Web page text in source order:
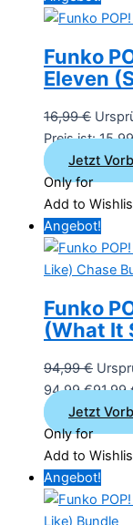
Funko
Eleven
16,99€
Preis ist:
Jetzt
Only for
Add to
Angebot!
Funko
(What It
94,99€
94,99 €91,99
Jetzt
Only for
Add to
Angebot!